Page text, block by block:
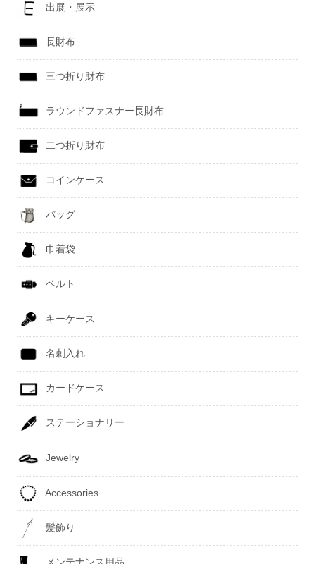
出展・展示
長財布
三つ折り財布
ラウンドファスナー長財布
二つ折り財布
コインケース
バッグ
巾着袋
ベルト
キーケース
名刺入れ
カードケース
ステーショナリー
Jewelry
Accessories
髪飾り